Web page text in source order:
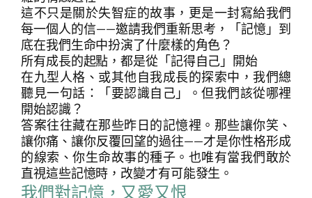
這不只是關於失智症的故事，更是一封寫給我們
每一個人的信——邀請我們重新思考，「記憶」到
底在我們生命中扮演了什麼樣的角色？
所有成長的起點，都是從「記得自己」開始
在九型人格、或其他自我成長的探索中，我們總
聽見一句話：「要認識自己」。但我們該從哪裡
開始認識？
答案往往藏在那些昨日的記憶裡。那些讓你笑、
讓你痛、讓你反覆回望的過往——才是你性格形成
的線索、你生命故事的種子。也唯有當我們敢於
直視這些記憶時，改變才有可能發生。
我們對記憶，又愛又恨